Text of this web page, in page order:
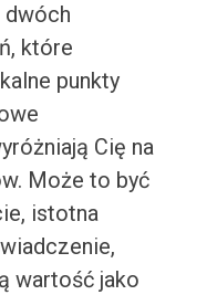
dwóch
które
punkty
Cię na
Może to być
istotna
wartość jako